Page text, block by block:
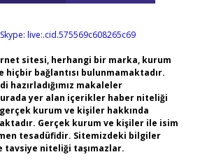
Skype: live:.cid.575569c608265c69
sitesi, herhangi bir marka, kurum
hiçbir bağlantısı bulunmamaktadır.
hazırladığımız makaleler
yer alan içerikler haber niteliği
kurum ve kişiler hakkında
Gerçek kurum ve kişiler ile isim
tesadüfidir. Sitemizdeki bilgiler
tavsiye niteliği taşımazlar.